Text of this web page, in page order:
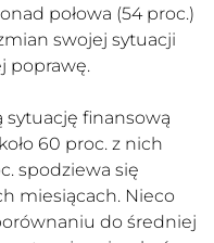
połowa (54 proc.)
swojej sytuacji
poprawę.
sytuację finansową
60 proc. z nich
spodziewa się
miesiącach. Nieco
do średniej